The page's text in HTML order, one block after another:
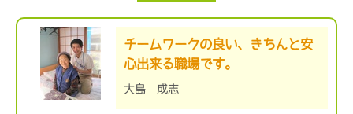
チームワークの良い、きちんと安
心出来る職場です。
大島 成志